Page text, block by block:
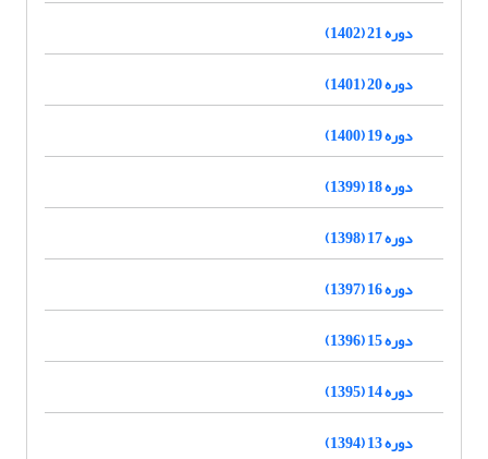
دوره 21 (1402)
دوره 20 (1401)
دوره 19 (1400)
دوره 18 (1399)
دوره 17 (1398)
دوره 16 (1397)
دوره 15 (1396)
دوره 14 (1395)
دوره 13 (1394)